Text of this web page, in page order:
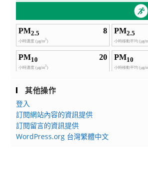
其他操作
登入
訂閱網站內容的資訊提供
訂閱留言的資訊提供
WordPress.org 台灣繁體中文